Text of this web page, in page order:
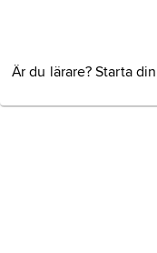
Är du lärare? Starta